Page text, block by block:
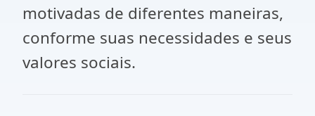
motivadas de diferentes maneiras,
conforme suas necessidades e seus
valores sociais.